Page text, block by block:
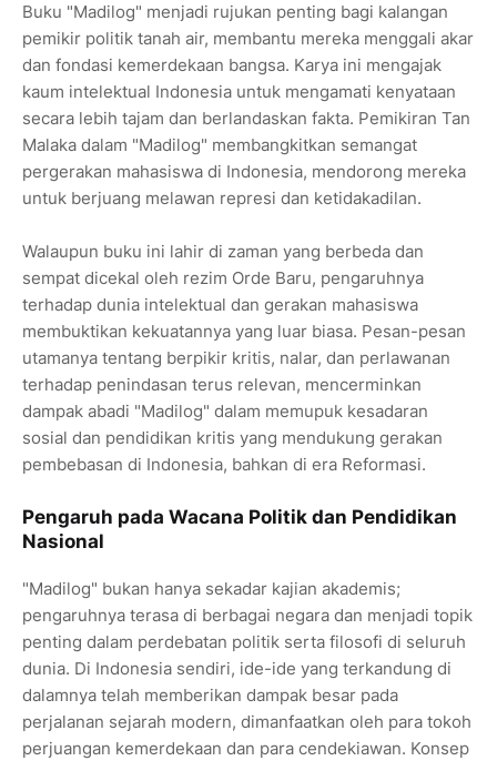
Buku "Madilog" menjadi rujukan penting bagi kalangan
pemikir politik tanah air, membantu mereka menggali akar
dan fondasi kemerdekaan bangsa. Karya ini mengajak
kaum intelektual Indonesia untuk mengamati kenyataan
secara lebih tajam dan berlandaskan fakta. Pemikiran Tan
Malaka dalam "Madilog" membangkitkan semangat
pergerakan mahasiswa di Indonesia, mendorong mereka
untuk berjuang melawan represi dan ketidakadilan.
Walaupun buku ini lahir di zaman yang berbeda dan
sempat dicekal oleh rezim Orde Baru, pengaruhnya
terhadap dunia intelektual dan gerakan mahasiswa
membuktikan kekuatannya yang luar biasa. Pesan-pesan
utamanya tentang berpikir kritis, nalar, dan perlawanan
terhadap penindasan terus relevan, mencerminkan
dampak abadi "Madilog" dalam memupuk kesadaran
sosial dan pendidikan kritis yang mendukung gerakan
pembebasan di Indonesia, bahkan di era Reformasi.
Pengaruh pada Wacana Politik dan Pendidikan
Nasional
"Madilog" bukan hanya sekadar kajian akademis;
pengaruhnya terasa di berbagai negara dan menjadi topik
penting dalam perdebatan politik serta filosofi di seluruh
dunia. Di Indonesia sendiri, ide-ide yang terkandung di
dalamnya telah memberikan dampak besar pada
perjalanan sejarah modern, dimanfaatkan oleh para tokoh
perjuangan kemerdekaan dan para cendekiawan. Konsep